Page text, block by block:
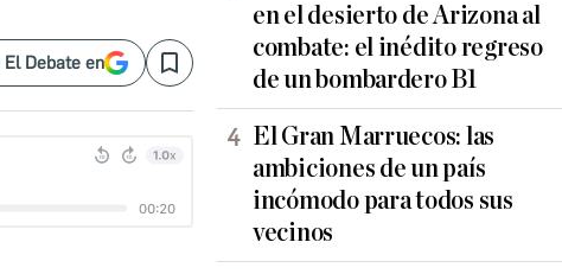
El Debate en Save
en el desierto de Arizona al
combate: el inédito regreso
de un bombardero B1
El Gran Marruecos: las
ambiciones de un país
incómodo para todos sus
vecinos